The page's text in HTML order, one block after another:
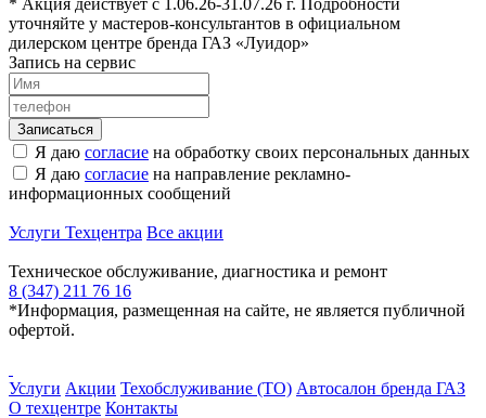
уточняйте у мастеров-консультантов в официальном
дилерском центре бренда ГАЗ «Луидор»
Запись на сервис
Я даю согласие на обработку своих персональных данных
Я даю согласие на направление рекламно-
информационных сообщений
Услуги Техцентра Все акции
Техническое обслуживание, диагностика и ремонт
8 (347) 211 76 16
*Информация, размещенная на сайте, не является публичной
офертой.
Услуги Акции Техобслуживание (ТО) Автосалон бренда ГАЗ
О техцентре Контакты